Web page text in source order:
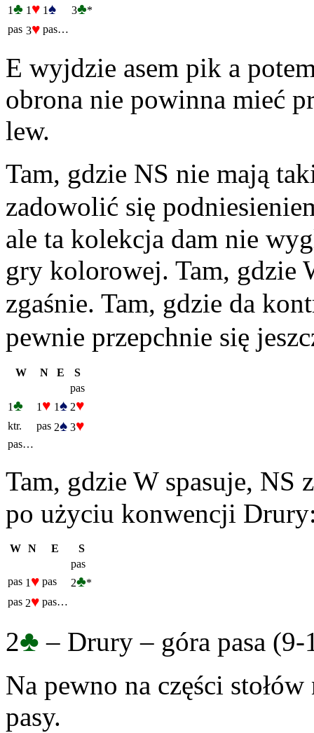
1♣ 1 ♥ 1♠ 3♣*
pas 3♥ pas…
E wyjdzie asem pik a
obrona nie powinna mieć
lew.
Tam, gdzie NS nie mają
zadowolić się
ale ta kolekcja dam nie
gry kolorowej. Tam, gdzie
zgaśnie. Tam, gdzie da
pewnie przepchnie się
W N E
S
pas
1♣ 1 ♥ 1♠ 2♥
ktr. pas 2♠ 3♥
pas…
Tam, gdzie W spasuje, NS
po użyciu konwencji
W N E
S
pas
pas 1 ♥ pas 2♣*
pas 2♥ pas…
2♣ – Drury – góra pasa
Na pewno na części
pasy.